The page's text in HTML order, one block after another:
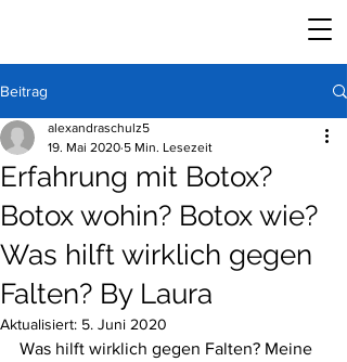
Beitrag
Erfahrung mit Botox?
Botox wohin? Botox wie?
Was hilft wirklich gegen
Falten? By Laura
alexandraschulz5
19. Mai 2020 5 Min. Lesezeit
Aktualisiert: 5. Juni 2020
Was hilft wirklich gegen Falten? Meine